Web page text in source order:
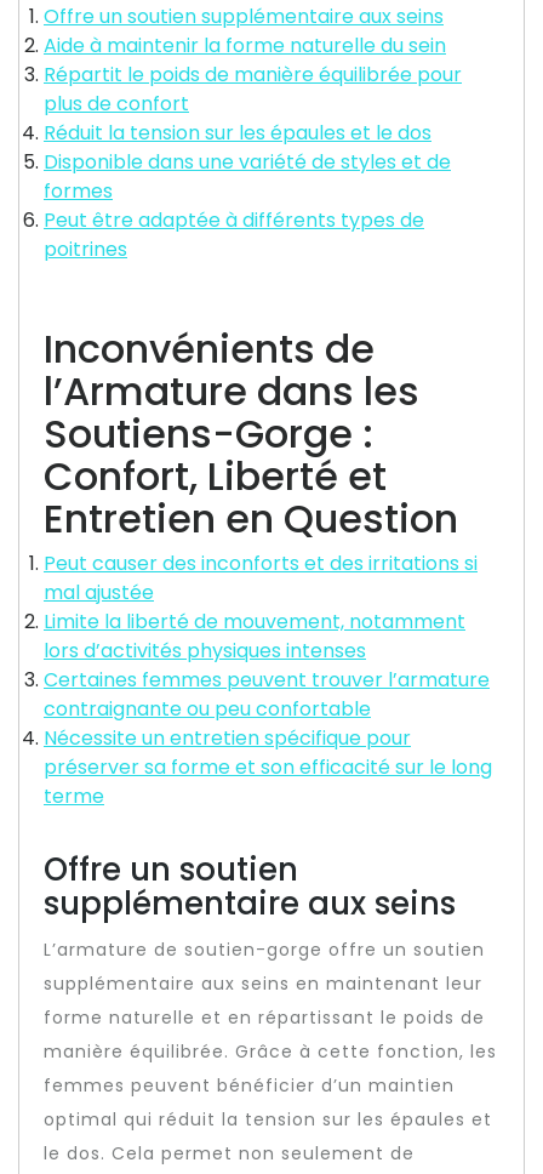
Offre un soutien supplémentaire aux seins
Aide à maintenir la forme naturelle du sein
Répartit le poids de manière équilibrée pour
plus de confort
Réduit la tension sur les épaules et le dos
Disponible dans une variété de styles et de
formes
Peut être adaptée à différents types de
poitrines
Inconvénients de
l’Armature dans les
Soutiens-Gorge :
Confort, Liberté et
Entretien en Question
Peut causer des inconforts et des irritations si
mal ajustée
Limite la liberté de mouvement, notamment
lors d’activités physiques intenses
Certaines femmes peuvent trouver l’armature
contraignante ou peu confortable
Nécessite un entretien spécifique pour
préserver sa forme et son efficacité sur le long
terme
Offre un soutien
supplémentaire aux seins
L’armature de soutien-gorge offre un soutien
supplémentaire aux seins en maintenant leur
forme naturelle et en répartissant le poids de
manière équilibrée. Grâce à cette fonction, les
femmes peuvent bénéficier d’un maintien
optimal qui réduit la tension sur les épaules et
le dos. Cela permet non seulement de